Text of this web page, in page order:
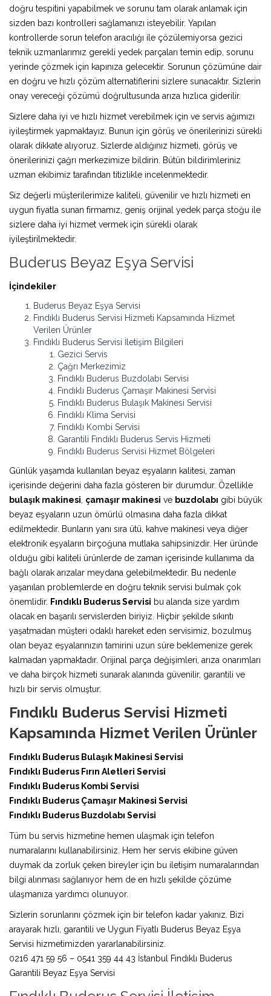
doğru tespitini yapabilmek ve sorunu tam olarak anlamak için
sizden bazı kontrolleri sağlamanızı isteyebilir. Yapılan
kontrollerde sorun telefon aracılığı ile çözülemiyorsa gezici
teknik uzmanlarımız gerekli yedek parçaları temin edip, sorunu
yerinde çözmek için kapınıza gelecektir. Sorunun çözümüne dair
en doğru ve hızlı çözüm alternatiflerini sizlere sunacaktır. Sizlerin
onay vereceği çözümü doğrultusunda arıza hızlıca giderilir.
Sizlere daha iyi ve hızlı hizmet verebilmek için ve servis ağımızı
iyileştirmek yapmaktayız. Bunun için görüş ve önerilerinizi sürekli
olarak dikkate alıyoruz. Sizlerde aldığınız hizmeti, görüş ve
önerilerinizi çağrı merkezimize bildirin. Bütün bildirimleriniz
uzman ekibimiz tarafından titizlikle incelenmektedir.
Siz değerli müşterilerimize kaliteli, güvenilir ve hızlı hizmeti en
uygun fiyatla sunan firmamız, geniş orijinal yedek parça stoğu ile
sizlere daha iyi hizmet vermek için sürekli olarak
iyileştirilmektedir.
Buderus Beyaz Eşya Servisi
İçindekiler
Buderus Beyaz Eşya Servisi
Fındıklı Buderus Servisi Hizmeti Kapsamında Hizmet
Verilen Ürünler
Fındıklı Buderus Servisi İletişim Bilgileri
Gezici Servis
Çağrı Merkezimiz
Fındıklı Buderus Buzdolabı Servisi
Fındıklı Buderus Çamaşır Makinesi Servisi
Fındıklı Buderus Bulaşık Makinesi Servisi
Fındıklı Klima Servisi
Fındıklı Kombi Servisi
Garantili Fındıklı Buderus Servis Hizmeti
Fındıklı Buderus Servisi Hizmet Bölgeleri
Günlük yaşamda kullanılan beyaz eşyaların kalitesi, zaman
içerisinde değerini daha fazla gösteren bir durumdur. Özellikle
bulaşık makinesi çamaşır makinesi ve buzdolabı gibi büyük
beyaz eşyaların uzun ömürlü olmasına daha fazla dikkat
edilmektedir. Bunların yanı sıra ütü, kahve makinesi veya diğer
elektronik eşyaların birçoğuna mutlaka sahipsinizdir. Her üründe
olduğu gibi kaliteli ürünlerde de zaman içerisinde kullanıma da
bağlı olarak arızalar meydana gelebilmektedir. Bu nedenle
yaşanılan problemlerde en doğru teknik servisi bulmak çok
önemlidir. Fındıklı Buderus Servisi bu alanda size yardım
olacak en başarılı servislerden biriyiz. Hiçbir şekilde sıkıntı
yaşatmadan müşteri odaklı hareket eden servisimiz, bozulmuş
olan beyaz eşyalarınızın tamirini uzun süre beklemenize gerek
kalmadan yapmaktadır. Orijinal parça değişimleri, arıza onarımları
ve daha birçok hizmeti sunarak alanında güvenilir, garantili ve
hızlı bir servis olmuştur.
Fındıklı Buderus Servisi Hizmeti
Kapsamında Hizmet Verilen Ürünler
Fındıklı Buderus Bulaşık Makinesi Servisi
Fındıklı Buderus Fırın Aletleri Servisi
Fındıklı Buderus Kombi Servisi
Fındıklı Buderus Çamaşır Makinesi Servisi
Fındıklı Buderus Buzdolabı Servisi
Tüm bu servis hizmetine hemen ulaşmak için telefon
numaralarını kullanabilirsiniz. Hem her servis ekibine güven
duymak da zorluk çeken bireyler için bu iletişim numaralarından
bilgi alınması sağlanıyor hem de en hızlı şekilde çözüme
ulaşmanıza yardımcı olunuyor.
Sizlerin sorunlarını çözmek için bir telefon kadar yakınız. Bizi
arayarak hızlı, garantili ve Uygun Fiyatlı Buderus Beyaz Eşya
Servisi hizmetimizden yararlanabilirsiniz.
0216 471 59 56 – 0541 359 44 43 İstanbul Fındıklı Buderus
Garantili Beyaz Eşya Servisi